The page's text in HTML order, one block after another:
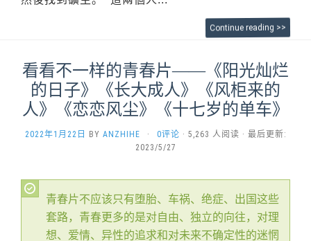
Continue reading >>
看看不一样的青春片——《阳光灿烂
的日子》《长大成人》《风柜来的
人》《恋恋风尘》《十七岁的单车》
2022年1月22日 BY ANZHIHE · 0评论 · 5,263 人阅读 · 最后更新:
2023/5/27
青春片不应该只有堕胎、车祸、绝症、出国这些
套路，青春更多的是对自由、独立的向往，对理
想、爱情、异性的追求和对未来不确定性的迷惘